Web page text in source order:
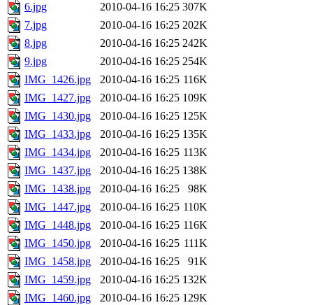
6.jpg
2010-04-16 16:25 307K
7.jpg
2010-04-16 16:25 202K
8.jpg
2010-04-16 16:25 242K
9.jpg
2010-04-16 16:25 254K
IMG_1426.jpg
2010-04-16 16:25 116K
IMG_1427.jpg
2010-04-16 16:25 109K
IMG_1430.jpg
2010-04-16 16:25 125K
IMG_1433.jpg
2010-04-16 16:25 135K
IMG_1434.jpg
2010-04-16 16:25 113K
IMG_1437.jpg
2010-04-16 16:25 138K
IMG_1438.jpg
2010-04-16 16:25
98K
IMG_1447.jpg
2010-04-16 16:25 110K
IMG_1448.jpg
2010-04-16 16:25 116K
IMG_1450.jpg
2010-04-16 16:25 111K
IMG_1458.jpg
2010-04-16 16:25
91K
IMG_1459.jpg
2010-04-16 16:25 132K
IMG_1460.jpg
2010-04-16 16:25 129K